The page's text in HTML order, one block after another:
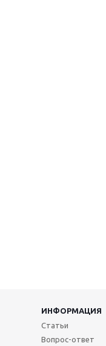
ИНФОРМАЦИЯ
Статьи
Вопрос-ответ